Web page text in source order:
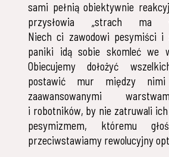
sami pełnią obiektywnie
przysłowia „strach ma
Niech ci zawodowi pesymiści i
paniki idą sobie skomleć we
Obiecujemy dołożyć
postawić mur między
zaawansowanymi
i robotników, by nie zatruwali
pesymizmem, któremu
przeciwstawiamy rewolucyjny